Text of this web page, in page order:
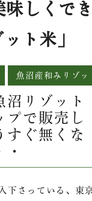
味しくで
ト米」
魚沼産和みリゾッ
リゾット
プで販売し
すぐ無くな
下さっている、東